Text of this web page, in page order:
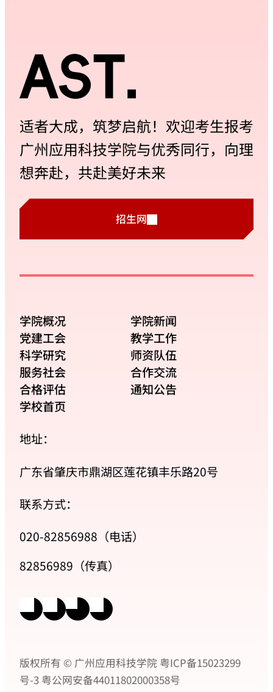
适者大成，筑梦启航！欢迎考生报考
广州应用科技学院与优秀同行，向理
想奔赴，共赴美好未来
招生网
地址：
广东省肇庆市鼎湖区莲花镇丰乐路20号
联系方式：
020-82856988（电话）
82856989（传真）
学院概况
学院新闻
党建工会
教学工作
科学研究
师资队伍
服务社会
合作交流
合格评估
通知公告
学校首页
版权所有 © 广州应用科技学院 粤ICP备15023299
号-3 粤公网安备44011802000358号